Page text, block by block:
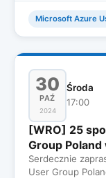
30
PAŹ
2024
Środa
17:00
[WRO] 25
Group Poland
Serdecznie
User Group